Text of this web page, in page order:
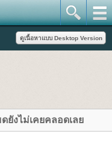
ยังไม่เคยคลอดเล